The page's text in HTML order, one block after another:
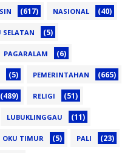
(617) NASIONAL (40)
SELATAN (5)
PAGARALAM (6)
(5) PEMERINTAHAN (665)
(489) RELIGI (51)
LUBUKLINGGAU (11)
OKU TIMUR (5) PALI (23)